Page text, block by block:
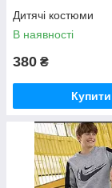
Дитячі костюми
В наявності
380 ₴
Купити